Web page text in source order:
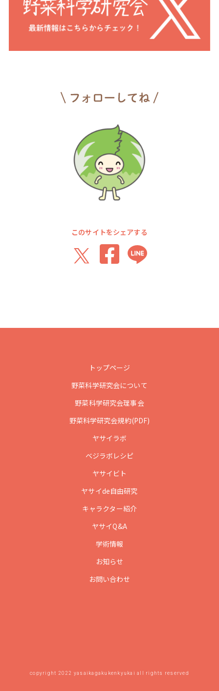
このサイトをシェアする
トップページ
野菜科学研究会について
野菜科学研究会理事会
野菜科学研究会規約(PDF)
ヤサイラボ
ベジラボレシピ
ヤサイビト
ヤサイde自由研究
キャラクター紹介
ヤサイQ&A
学術情報
お知らせ
お問い合わせ
copyright 2022 yasaikagakukenkyukai all rights reserved